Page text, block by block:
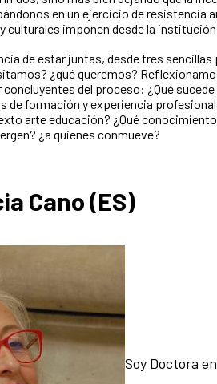
en un ejercicio de resistencia
culturales imponen desde la
de estar juntas, desde tres sencillas
¿qué queremos?
del proceso: ¿Qué sucede
de formación y experiencia
arte educación? ¿Qué
¿a quienes conmueve?
Cano (ES)
Soy Doctora